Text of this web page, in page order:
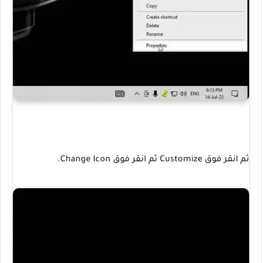
ثم انقر فوق Customize ثم انقر فوق Change Icon.